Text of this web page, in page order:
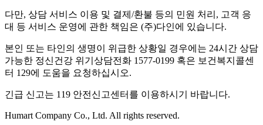
다만, 상담 서비스 이용 및 결제/환불 등의 민원 처리, 고객 응
대 등 서비스 운영에 관한 책임은 (주)다인에 있습니다.
본인 또는 타인의 생명이 위급한 상황일 경우에는 24시간 상담
가능한 정신건강 위기상담전화 1577-0199 혹은 보건복지콜센
터 129에 도움을 요청하십시오.
긴급 신고는 119 안전신고센터를 이용하시기 바랍니다.
Humart Company Co., Ltd. All rights reserved.